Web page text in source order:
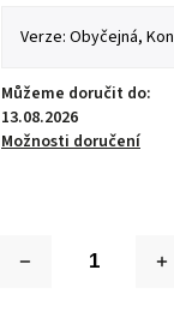
Můžeme doručit do:
13.08.2026
Možnosti doručení